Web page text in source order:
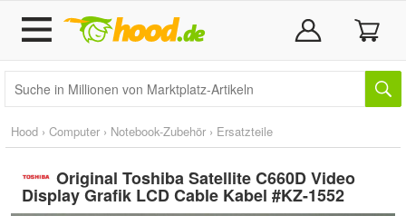
Hood › Computer › Notebook-Zubehör › Ersatzteile
Original Toshiba Satellite C660D Video
Display Grafik LCD Cable Kabel #KZ-1552